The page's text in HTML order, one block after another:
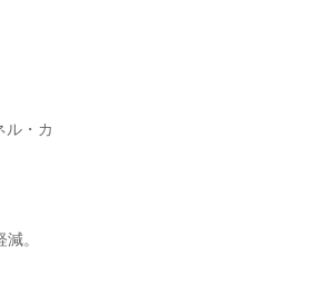
ル・カ
。